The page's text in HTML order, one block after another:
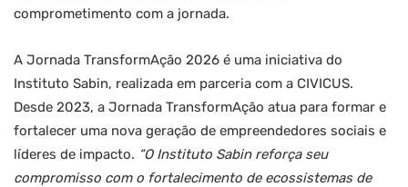
comprometimento com a jornada.
A Jornada TransformAção 2026 é uma iniciativa do
Instituto Sabin, realizada em parceria com a CIVICUS.
Desde 2023, a Jornada TransformAção atua para formar e
fortalecer uma nova geração de empreendedores sociais e
líderes de impacto. “O Instituto Sabin reforça seu
compromisso com o fortalecimento de ecossistemas de